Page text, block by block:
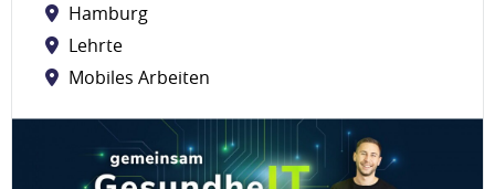
Hamburg
Lehrte
Mobiles Arbeiten